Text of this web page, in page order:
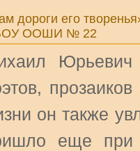
дороги его
ООШИ № 22
Юрьевич
он также
еще при